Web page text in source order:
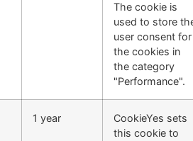
The cookie is
used to store
user consent for
the cookies in
the category
"Performance".
1 year
CookieYes sets
this cookie to